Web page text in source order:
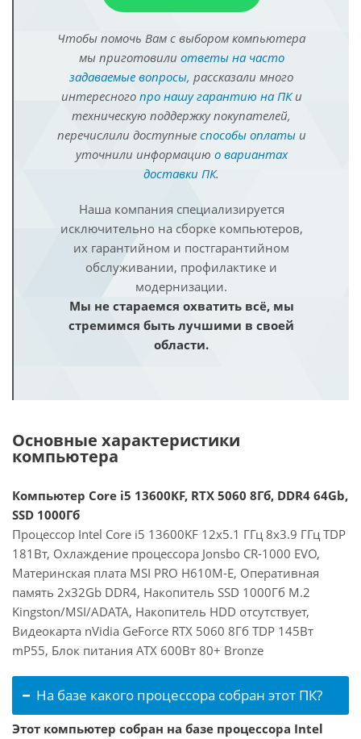
Чтобы помочь Вам с выбором компьютера
мы приготовили ответы на часто
задаваемые вопросы, рассказали много
интересного про нашу гарантию на ПКи
техническую поддержку покупателей,
перечислили доступные способы оплатыи
уточнили информацию о вариантах
доставки ПК.
Наша компания специализируется
исключительно на сборке компьютеров,
их гарантийном и постгарантийном
обслуживании, профилактике и
модернизации.
Мы не стараемся охватить всё, мы
стремимся быть лучшими в своей
области.
Основные характеристики
компьютера
Компьютер Core i5 13600KF, RTX 5060 8Гб, DDR4 64Gb,
SSD 1000Гб
Процессор Intel Core i5 13600KF 12x5.1 ГГц 8x3.9 ГГц TDP
181Вт, Охлаждение процессора Jonsbo CR-1000 EVO,
Материнская плата MSI PRO H610M-E, Оперативная
память 2x32Gb DDR4, Накопитель SSD 1000Гб M.2
Kingston/MSI/ADATA, Накопитель HDD отсутствует,
Видеокарта nVidia GeForce RTX 5060 8Гб TDP 145Вт
mP55, Блок питания ATX 600Вт 80+ Bronze
На базе какого процессора собран этот ПК?
Этот компьютер собран на базе процессора Intel